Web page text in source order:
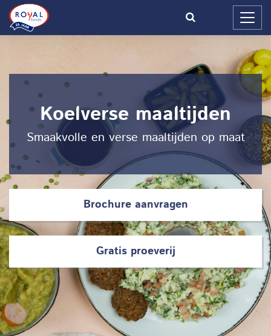
Koelverse maaltijden
Smaakvolle en verse maaltijden op maat
Brochure aanvragen
Gratis proeverij